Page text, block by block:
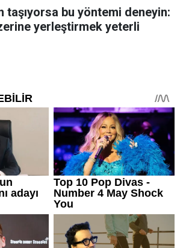
taşıyorsa bu yöntemi deneyin:
yerleştirmek yeterli